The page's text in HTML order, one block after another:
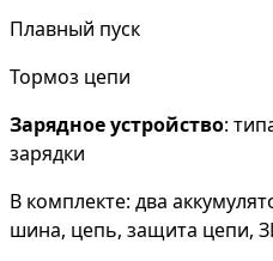
Плавный пуск
Тормоз цепи
Зарядное устройство:
зарядки
В комплекте: два
шина, цепь, защита цепи,